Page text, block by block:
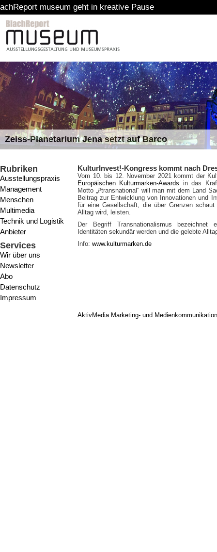
geht in kreative Pause
Zeiss-Planetarium Jena setzt auf Barco
Rubriken
Ausstellungspraxis
Management
Menschen
Multimedia
Technik und Logistik
Anbieter
Services
Wir über uns
Newsletter
Abo
Datenschutz
Impressum
KulturInvest!-Kongress kommt nach
Vom 10. bis 12. November 2021 kommt der
Europäischen Kulturmarken-Awards in das
Motto „#transnational“ will man mit dem Land
Beitrag zur Entwicklung von Innovationen und
für eine Gesellschaft, die über Grenzen
Alltag wird, leisten.
Der Begriff Transnationalismus bezeichnet
Identitäten sekundär werden und die gelebte
Info: www.kulturmarken.de
AktivMedia Marketing- und